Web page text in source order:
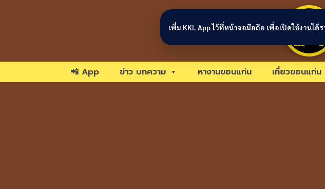
📲 App ข่าว บทความ หางานขอนแก่น เที่ยวขอนแก่น
เพิ่ม KKL App ไว้ที่หน้าจอมือถือ เพื่อเปิดใช้งานได้